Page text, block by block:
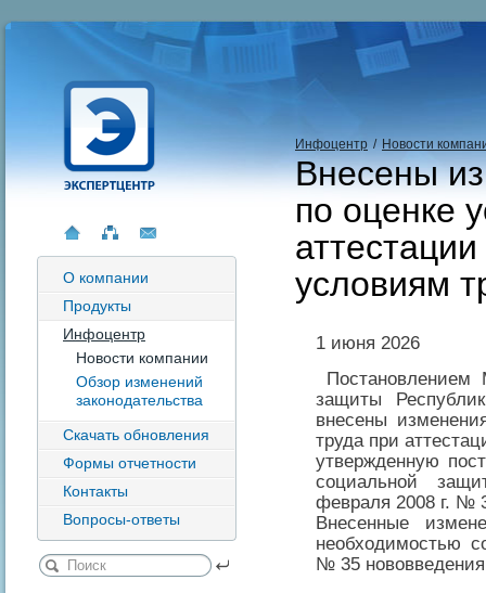
О компании
Продукты
Инфоцентр
Новости компании
Обзор изменений
законодательства
Скачать обновления
Формы отчетности
Контакты
Вопросы-ответы
Инфоцентр / Новости
Внесены
по оценке
условиям
1 июня 2026
Постановлением
защиты
внесены
труда при
утвержденную
социальной
февраля 2008 г. №
Внесенные
необходимостью
№ 35